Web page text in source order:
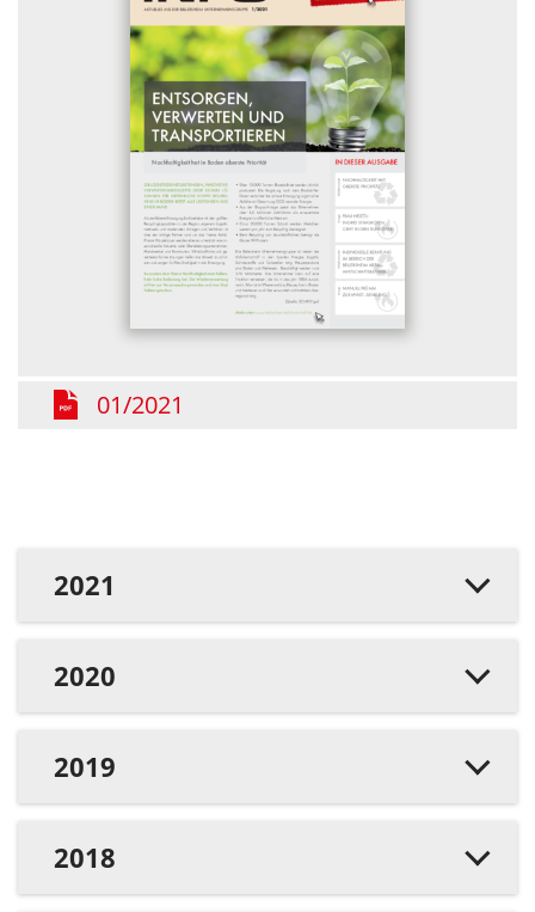
01/2021
2021
2020
2019
2018